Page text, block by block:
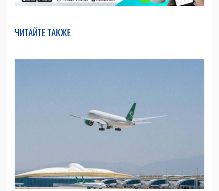
ЧИТАЙТЕ ТАКЖЕ